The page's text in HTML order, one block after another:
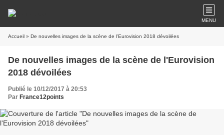
MENU
Accueil » De nouvelles images de la scène de l'Eurovision 2018 dévoilées
De nouvelles images de la scène de l'Eurovision
2018 dévoilées
Publié le 10/12/2017 à 20:53
Par France12points